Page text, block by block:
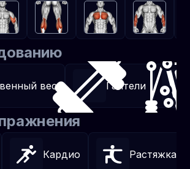
вес Гантели
Кардио Растяжка